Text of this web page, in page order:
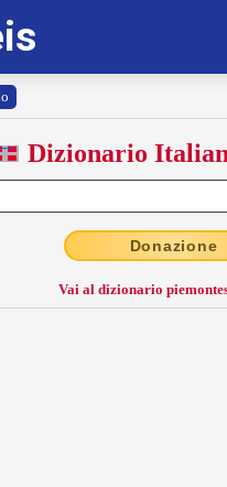
Dizionario
Donazione
Vai al dizionario